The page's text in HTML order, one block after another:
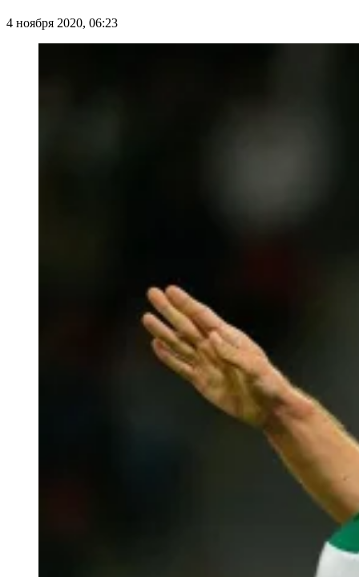
4 ноября 2020, 06:23